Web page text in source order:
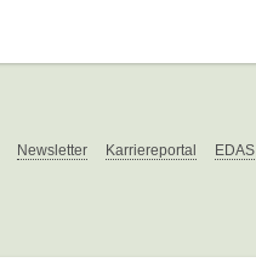
Newsletter Karriereportal EDAS